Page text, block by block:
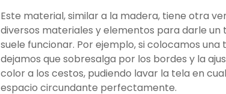
Este material, similar a la madera, tiene otra
diversos materiales y elementos para darle
suele funcionar. Por ejemplo, si colocamos
dejamos que sobresalga por los bordes y la
color a los cestos, pudiendo lavar la tela en
espacio circundante perfectamente.